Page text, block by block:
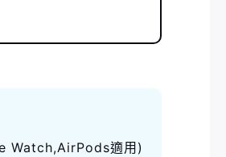
Watch,AirPods適用)